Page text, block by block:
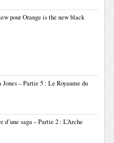
pour Orange is the new black
Jones – Partie 5 : Le Royaume du
d’une saga – Partie 2 : L’Arche